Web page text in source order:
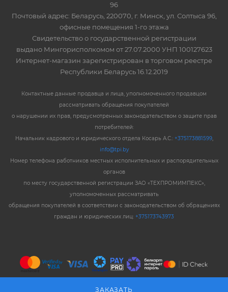
ЗАКАЗАТЬ
96
Почтовый адрес: Беларусь, 220070, г. Минск, ул. Солтыса 96,
офисные помещения 1-го этажа
Свидетельство о государственной регистрации
выдано Мингорисполкомом от 27.07.2000 УНП 100127623
Интернет-магазин зарегистрирован в торговом реестре
Республики Беларусь 16.12.2019
Контактные данные продавца и лица, уполномоченного продавцом
рассматривать обращения покупателей
о нарушении их прав, предусмотренных законодательством о защите прав
потребителей:
Начальник кадрового и юридического отдела Косарь А.С.: +375173881599,
info@tpi.by
Номер телефона работников местных исполнительных и распорядительных
органов
по месту государственной регистрации ЗАО «ТЕХПРОМИМПЕКС»,
уполномоченных рассматривать
обращения покупателей в соответствии с законодательством об обращениях
граждан и юридических лиц: +375173743973